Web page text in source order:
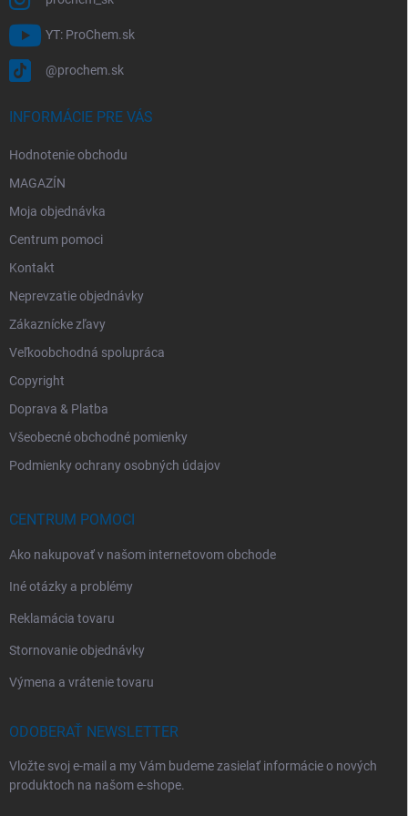
YT: ProChem.sk
@prochem.sk
INFORMÁCIE PRE VÁS
Hodnotenie obchodu
MAGAZÍN
Moja objednávka
Centrum pomoci
Kontakt
Neprevzatie objednávky
Zákaznícke zľavy
Veľkoobchodná spolupráca
Copyright
Doprava & Platba
Všeobecné obchodné pomienky
Podmienky ochrany osobných údajov
CENTRUM POMOCI
Ako nakupovať v našom internetovom obchode
Iné otázky a problémy
Reklamácia tovaru
Stornovanie objednávky
Výmena a vrátenie tovaru
ODOBERAŤ NEWSLETTER
Vložte svoj e-mail a my Vám budeme zasielať informácie o nových
produktoch na našom e-shope.